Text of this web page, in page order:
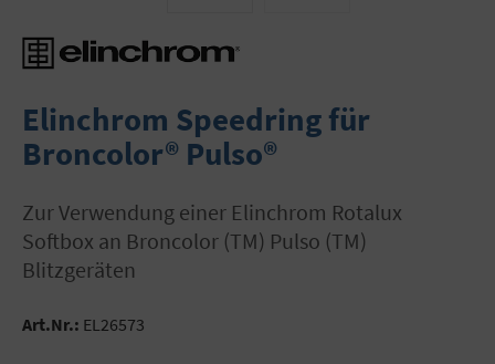
Elinchrom Speedring für
Broncolor® Pulso®
zur Verwendung einer Elinchrom Rotalux
Softbox an Broncolor (TM) Pulso (TM)
Blitzgeräten
Art.Nr.: EL26573